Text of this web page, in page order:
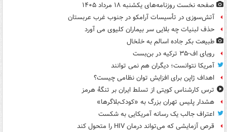
صفحه نخست روزنامه‌های یکشنبه ۱۸ مرداد ۱۴۰۵
آتش‌سوزی در تأسیسات آرامکو در جنوب غرب عربستان
حذف لبنیات چه بلایی سر بیماران کلیوی می آورد
طبیعت بکر جاده اسالم به خلخال
رویای اف-۳۵ ترکیه در بن‌بست
آمریکا نتوانست؛ دیگران هم نمی توانند
اهداف ژاپن برای افزایش توان نظامی چیست؟
ترس کارشناس کویتی از تسلط ایران بر تنگۀ هرمز
هشدار پلیس تهران بزرگ به «کودک‌بلاگرها»
اعتراف جالب یک رسانه آمریکایی به شکست
قرص آزمایشی که می‌تواند درمان HIV را متحول کند